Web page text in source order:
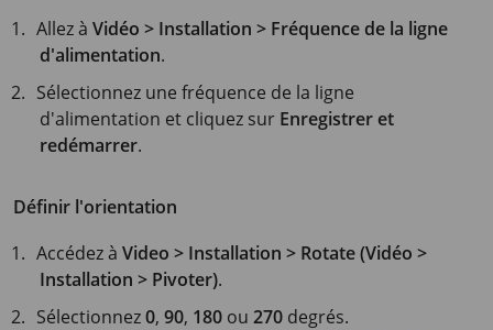
Allez àVidéo > Installation > Fréquence de la ligne
d'alimentation.
Sélectionnez une fréquence de la ligne
d'alimentation et cliquez sur Enregistrer et
redémarrer.
Définir l'orientation
Accédez àVideo > Installation > Rotate (Vidéo >
Installation > Pivoter).
Sélectionnez0,90, 180 ou270 degrés.